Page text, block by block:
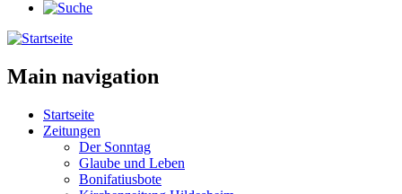
Main navigation
Startseite
Zeitungen
Der Sonntag
Glaube und Leben
Bonifatiusbote